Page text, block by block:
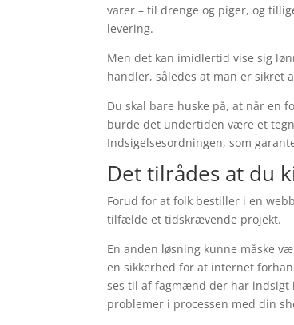
varer – til drenge og piger, og
levering.
Men det kan imidlertid vise sig
handler, således at man er sikret
Du skal bare huske på, at når en
burde det undertiden være et
Indsigelsesordningen, som
Det tilrådes at du
Forud for at folk bestiller i en
tilfælde et tidskrævende projekt.
En anden løsning kunne måske
en sikkerhed for at internet
ses til af fagmænd der har indsigt
problemer i processen med din